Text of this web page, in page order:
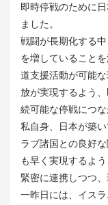
即時停戦のために
ました。
戦闘が長期化する
を増していること
道支援活動が可能
放が実現するよう
続可能な停戦につ
私自身、日本が築
ラブ諸国との良好
も早く実現するよ
緊密に連携しつつ
一昨日には、イス